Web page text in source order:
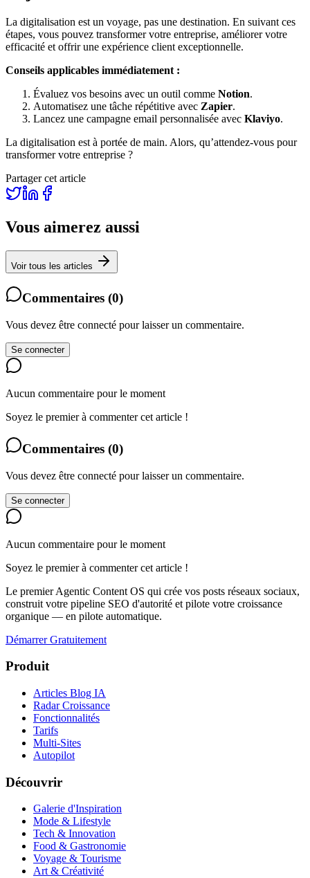
La digitalisation est un voyage, pas une destination. En suivant ces
étapes, vous pouvez transformer votre entreprise, améliorer votre
efficacité et offrir une expérience client exceptionnelle.
Conseils applicables immédiatement :
Évaluez vos besoins avec un outil comme Notion.
Automatisez une tâche répétitive avec Zapier.
Lancez une campagne email personnalisée avec Klaviyo.
La digitalisation est à portée de main. Alors, qu’attendez-vous pour
transformer votre entreprise ?
Partager cet article
Vous aimerez aussi
Voir tous les articles
Commentaires (0)
Vous devez être connecté pour laisser un commentaire.
Se connecter
Aucun commentaire pour le moment
Soyez le premier à commenter cet article !
Commentaires (0)
Vous devez être connecté pour laisser un commentaire.
Se connecter
Aucun commentaire pour le moment
Soyez le premier à commenter cet article !
Le premier Agentic Content OS qui crée vos posts réseaux sociaux,
construit votre pipeline SEO d'autorité et pilote votre croissance
organique — en pilote automatique.
Démarrer Gratuitement
Produit
Articles Blog IA
Radar Croissance
Fonctionnalités
Tarifs
Multi-Sites
Autopilot
Découvrir
Galerie d'Inspiration
Mode & Lifestyle
Tech & Innovation
Food & Gastronomie
Voyage & Tourisme
Art & Créativité